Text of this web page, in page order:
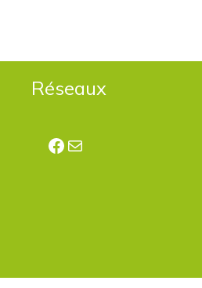
Réseaux
Facebook
E-mail